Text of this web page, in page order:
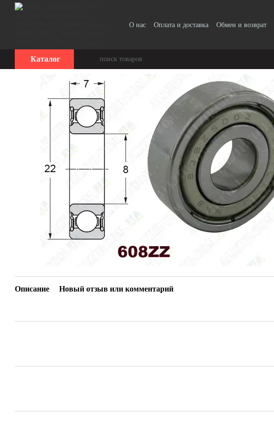
Перейти к основному контенту
О нас Оплата и доставка Обмен и возврат
Каталог
Описание Новый отзыв или комментарий